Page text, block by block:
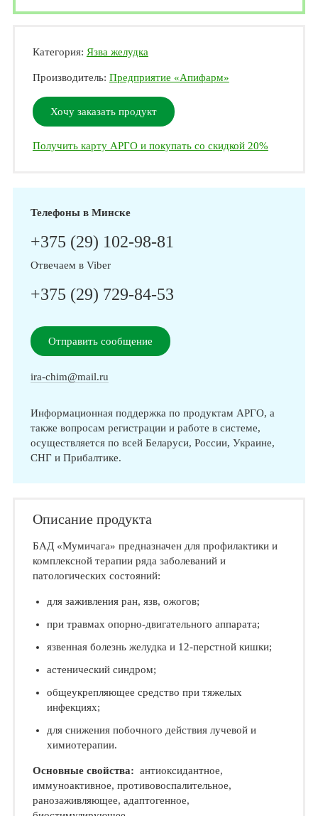
Категория: Язва желудка
Производитель: Предприятие «Апифарм»
Хочу заказать продукт
Получить карту АРГО и покупать со скидкой 20%
Телефоны в Минске
+375 (29) 102-98-81
Отвечаем в Viber
+375 (29) 729-84-53
Отправить сообщение
ira-chim@mail.ru
Информационная поддержка по продуктам АРГО, а
также вопросам регистрации и работе в системе,
осуществляется по всей Беларуси, России, Украине,
СНГ и Прибалтике.
Описание продукта
БАД «Мумичага» предназначен для профилактики и
комплексной терапии ряда заболеваний и
патологических состояний:
для заживления ран, язв, ожогов;
при травмах опорно-двигательного аппарата;
язвенная болезнь желудка и 12-перстной кишки;
астенический синдром;
общеукрепляющее средство при тяжелых
инфекциях;
для снижения побочного действия лучевой и
химиотерапии.
Основные свойства: антиоксидантное,
иммуноактивное, противовоспалительное,
ранозаживляющее, адаптогенное,